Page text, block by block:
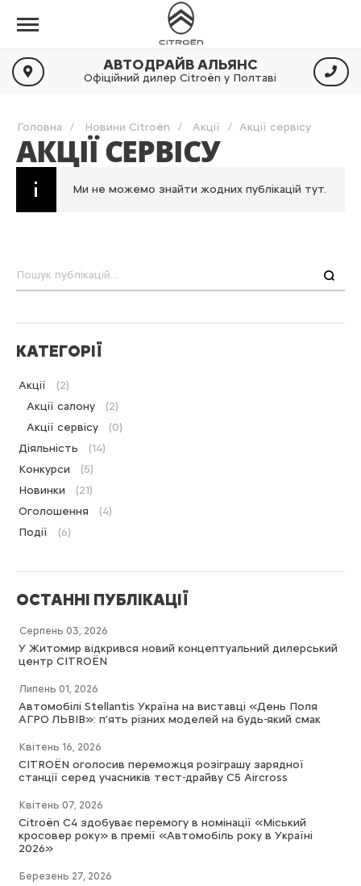
АВТОДРАЙВ АЛЬЯНС
Офіційний дилер Citroën у Полтаві
Головна Новини Citroën Акції Акції сервісу
АКЦІЇ СЕРВІСУ
Ми не можемо знайти жодних публікацій тут.
КАТЕГОРІЇ
Акції
(2)
Акції салону
(2)
Акції сервісу
(0)
Діяльність
(14)
Конкурси
(5)
Новинки
(21)
Оголошення
(4)
Події
(6)
ОСТАННІ ПУБЛІКАЦІЇ
Серпень 03, 2026
У Житомир відкрився новий концептуальний дилерський
центр CITROËN
Липень 01, 2026
Автомобілі Stellantis Україна на виставці «День Поля
АГРО ЛЬВІВ»: п’ять різних моделей на будь-який смак
Квітень 16, 2026
CITROËN оголосив переможця розіграшу зарядної
станції серед учасників тест-драйву C5 Aircross
Квітень 07, 2026
Citroën C4 здобуває перемогу в номінації «Міський
кросовер року» в премії «Автомобіль року в Україні
2026»
Березень 27, 2026